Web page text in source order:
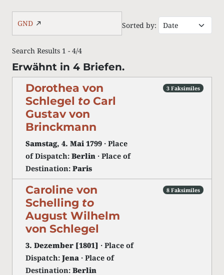
GND Sorted by:
Search Results 1 - 4/4
Erwähnt in 4 Briefen.
Dorothea von
Schlegel to Carl
Gustav von
Brinckmann
Samstag, 4. Mai 1799 · Place
of Dispatch: Berlin · Place of
Destination: Paris
3 Faksimiles
Caroline von
Schelling to
August Wilhelm
von Schlegel
3. Dezember [1801] · Place of
Dispatch: Jena · Place of
Destination: Berlin
8 Faksimiles